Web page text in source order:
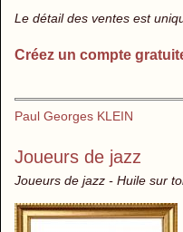
Le détail des ventes est
Créez un compte
Paul Georges KLEIN
Joueurs de jazz
Joueurs de jazz - Huile sur